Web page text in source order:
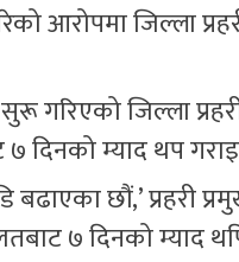
आरोपमा जिल्ला
गरिएको जिल्ला
दिनको म्याद थप
बढाएका छौं,’ प्रहरी
७ दिनको म्याद